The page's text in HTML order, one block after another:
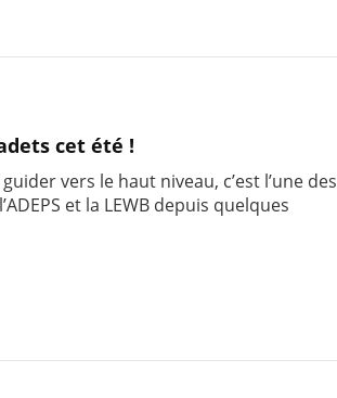
cet été !
vers le haut niveau, c’est l’une des
et la LEWB depuis quelques